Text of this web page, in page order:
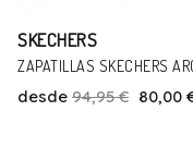
SKECHERS
BOTINES SKECHERS SLIP
desde 99,95 € 85,00